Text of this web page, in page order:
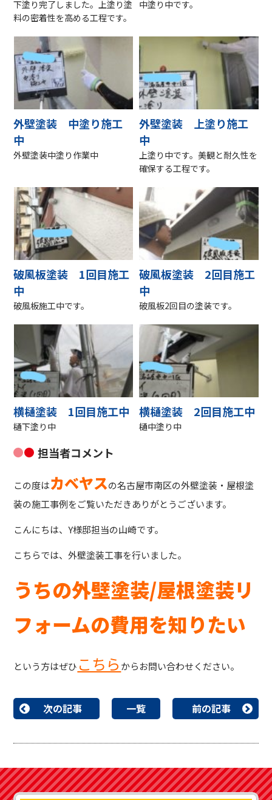
下塗り完了しました。上塗り塗
料の密着性を高める工程です。
中塗り中です。
外壁塗装 中塗り施工
中
外壁塗装中塗り作業中
外壁塗装 上塗り施工
中
上塗り中です。美観と耐久性を
確保する工程です。
破風板塗装 1回目施工
中
破風板施工中です。
破風板塗装 2回目施工
中
破風板2回目の塗装です。
横樋塗装 1回目施工中
樋下塗り中
横樋塗装 2回目施工中
樋中塗り中
担当者コメント
この度はカベヤスの名古屋市南区の外壁塗装・屋根塗
装の施工事例をご覧いただきありがとうございます。
こんにちは、Y様邸担当の山崎です。
こちらでは、外壁塗装工事を行いました。
うちの外壁塗装/屋根塗装リ
フォームの費用を知りたい
という方はぜひ こちら からお問い合わせください。
次の記事 一覧 前の記事